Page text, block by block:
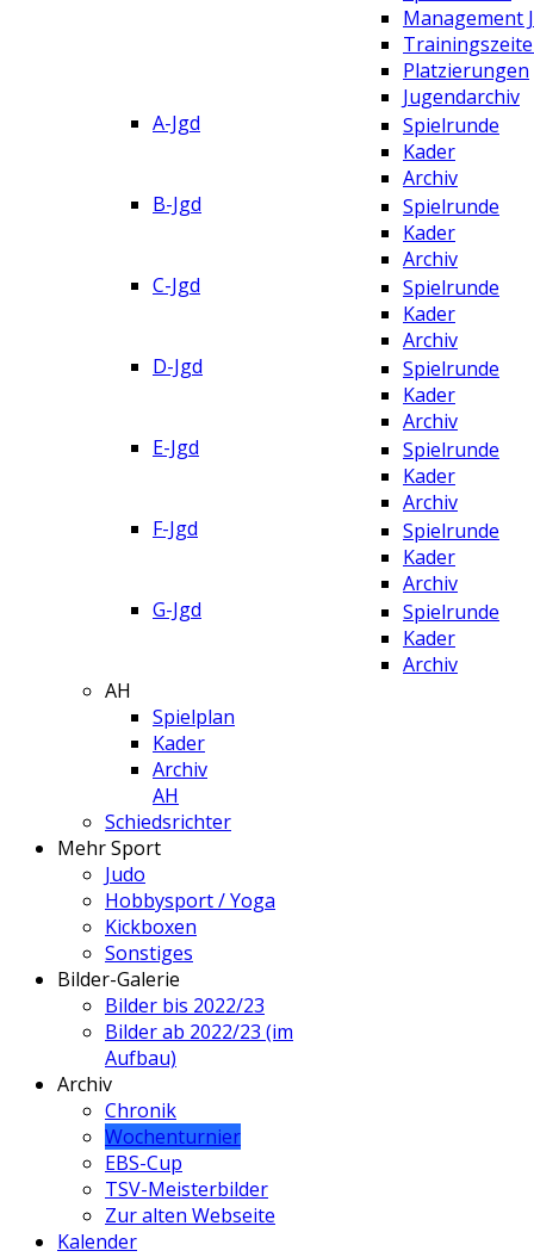
Management
Platzierungen
Jugendarchiv
A-Jgd
Spielrunde
Kader
Archiv
B-Jgd
Spielrunde
Kader
Archiv
C-Jgd
Spielrunde
Kader
Archiv
D-Jgd
Spielrunde
Kader
Archiv
E-Jgd
Spielrunde
Kader
Archiv
F-Jgd
Spielrunde
Kader
Archiv
G-Jgd
Spielrunde
Kader
Archiv
AH
Spielplan
Kader
Archiv
AH
Schiedsrichter
Mehr Sport
Judo
Hobbysport / Yoga
Kickboxen
Sonstiges
Bilder-Galerie
Bilder bis 2022/23
Bilder ab 2022/23 (im
Aufbau)
Archiv
Chronik
Wochenturnier
EBS-Cup
TSV-Meisterbilder
Zur alten Webseite
Kalender